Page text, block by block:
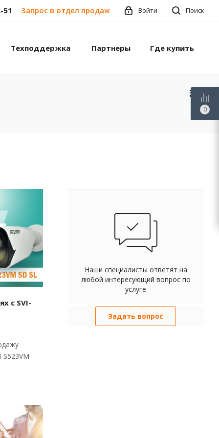
Поиск
Войти
51 Запрос в отдел продаж
Техподдержка Партнеры Где купить
с SVI-
S523VM
Наши специалисты ответят на
любой интересующий вопрос по
услуге
Задать вопрос
0